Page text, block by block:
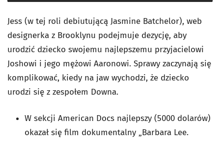
Jess (w tej roli debiutującą Jasmine Batchelor), web
designerka z Brooklynu podejmuje dezycję, aby
urodzić dziecko swojemu najlepszemu przyjacielowi
Joshowi i jego mężowi Aaronowi. Sprawy zaczynają się
komplikować, kiedy na jaw wychodzi, że dziecko
urodzi się z zespołem Downa.
W sekcji American Docs najlepszy (5000 dolarów)
okazał się film dokumentalny „Barbara Lee.